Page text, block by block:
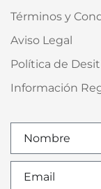
Términos y
Aviso Legal
Política de
Información